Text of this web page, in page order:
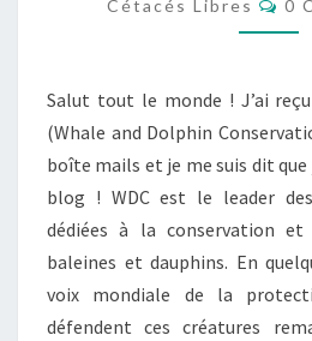
ET
WDC
Cétacés Libres 0
Salut tout le monde ! J’ai
(Whale and Dolphin
boîte mails et je me suis dit
blog ! WDC est le leader
dédiées à la conservation
baleines et dauphins. En
voix mondiale de la
défendent ces créatures